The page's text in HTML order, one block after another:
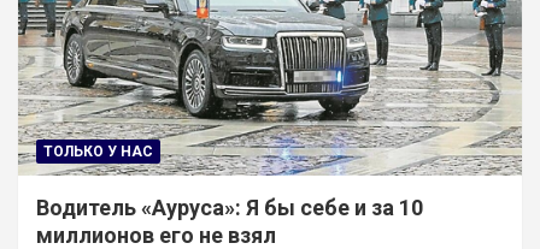
ТОЛЬКО У НАС
Водитель «Ауруса»: Я бы себе и за 10
миллионов его не взял